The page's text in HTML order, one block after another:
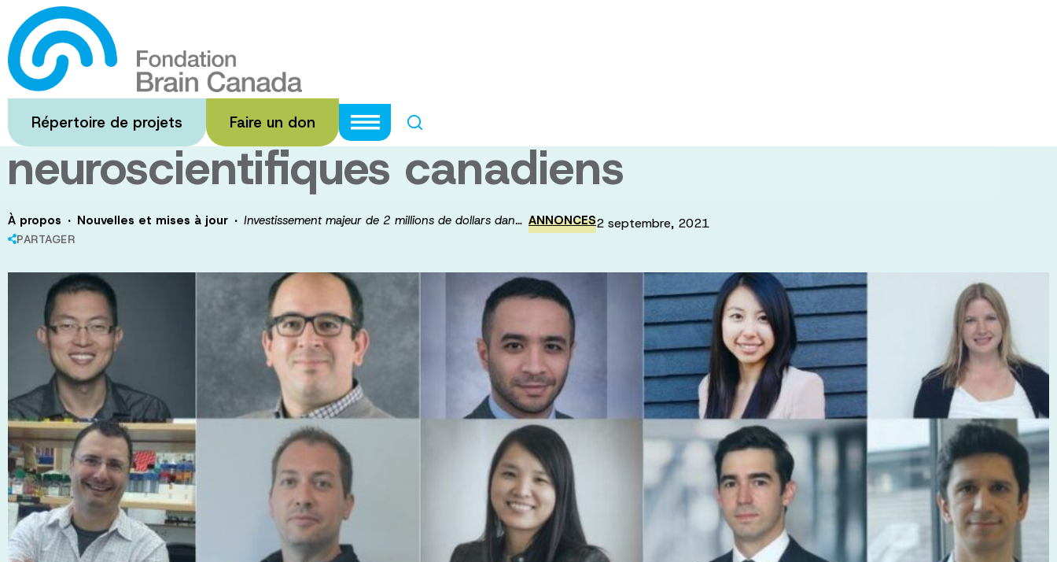
Passer
au
contenu
principal
Répertoire de projets Faire un don
Investissement majeur de 2 millions de dollars
dans la prochaine génération de
neuroscientifiques canadiens
À propos · Nouvelles et mises à jour · Investissement majeur de 2 millions de dollars dan…
PARTAGER
ANNONCES2 septembre, 2021